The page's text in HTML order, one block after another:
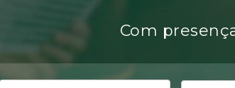
Com